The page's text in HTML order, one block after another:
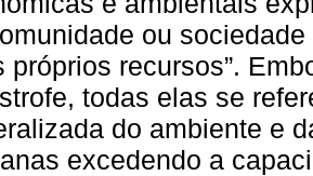
ou
próprios recursos”.
todas elas se
do ambiente e
excedendo a